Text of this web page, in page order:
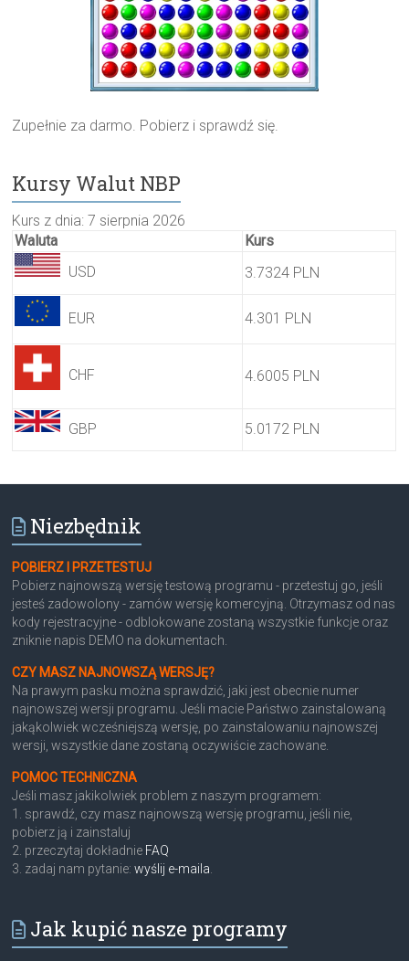
Zupełnie za darmo. Pobierz i sprawdź się.
Kursy Walut NBP
Kurs z dnia: 7 sierpnia 2026
Waluta
Kurs
USD
3.7324 PLN
EUR 4.301 PLN
CHF 4.6005 PLN
GBP 5.0172 PLN
Niezbędnik
POBIERZ I PRZETESTUJ
Pobierz najnowszą wersję testową programu - przetestuj go, jeśli
jesteś zadowolony - zamów wersję komercyjną. Otrzymasz od nas
kody rejestracyjne - odblokowane zostaną wszystkie funkcje oraz
zniknie napis DEMO na dokumentach.
CZY MASZ NAJNOWSZĄ WERSJĘ?
Na prawym pasku można sprawdzić, jaki jest obecnie numer
najnowszej wersji programu. Jeśli macie Państwo zainstalowaną
jakąkolwiek wcześniejszą wersję, po zainstalowaniu najnowszej
wersji, wszystkie dane zostaną oczywiście zachowane.
POMOC TECHNICZNA
Jeśli masz jakikolwiek problem z naszym programem:
1. sprawdź, czy masz najnowszą wersję programu, jeśli nie,
pobierz ją i zainstaluj
2. przeczytaj dokładnie FAQ
3. zadaj nam pytanie:wyślij e-maila
Jak kupić nasze programy